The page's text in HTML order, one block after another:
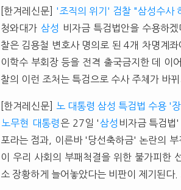
[한겨레신문]
'조직의 위기' 검찰 "삼성수사
청와대가 삼성
비자금 특검법안을 수용하
찰은 김용철 변호사 명의로 된 4개 차명계
이학수 부회장 등을 전격 출국금지한 데 이
찰의 이런 조처는 특검으로 수사 주체가 바
[한겨레신문]
노 대통령 삼성 특검법 수용 '
노무현
대통령 은 27일 '삼성 비자금 특검
포라는 점과, 이른바 '당선축하금' 논란의
이 우리 사회의 부패척결을 위한 불가피한
소 장황하게 늘어놓았다는 비판이 제기된다